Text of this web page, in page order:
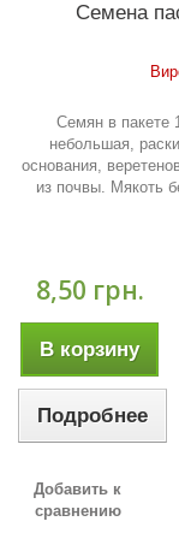
Семена
Семян в пакете
небольшая,
основания,
из почвы. Мякоть
8,50 грн.
В корзину
Подробнее
Добавить к
сравнению